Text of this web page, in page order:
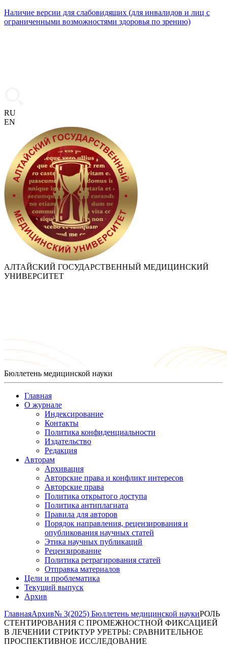
Наличие версии для слабовидящих (для инвалидов и лиц с
ограниченными возможностями здоровья по зрению)
RU
EN
АЛТАЙСКИЙ ГОСУДАРСТВЕННЫЙ МЕДИЦИНСКИЙ
УНИВЕРСИТЕТ
Бюллетень медицинской науки
Главная
О журнале
Индексирование
Контакты
Политика конфиденциальности
Издательство
Редакция
Авторам
Архивация
Авторские права и конфликт интересов
Авторские права
Политика открытого доступа
Политика антиплагиата
Правила для авторов
Порядок направления, рецензирования и
опубликования научных статей
Этика научных публикаций
Рецензирование
Политика ретрагирования статей
Отправка материалов
Цели и проблематика
Текущий выпуск
Архив
ГлавнаяАрхив№ 3(2025) Бюллетень медицинской наукиРОЛЬ
СТЕНТИРОВАНИЯ С ПРОМЕЖНОСТНОЙ ФИКСАЦИЕЙ
В ЛЕЧЕНИИ СТРИКТУР УРЕТРЫ: СРАВНИТЕЛЬНОЕ
ПРОСПЕКТИВНОЕ ИССЛЕДОВАНИЕ